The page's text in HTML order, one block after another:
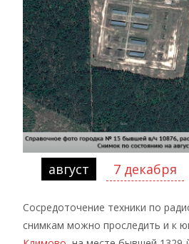
август 7 декабря
Сосредоточение техники по
снимкам можно проследить и к